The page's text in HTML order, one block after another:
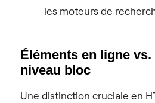
les moteurs de
Éléments en ligne
niveau bloc
Une distinction cruciale en